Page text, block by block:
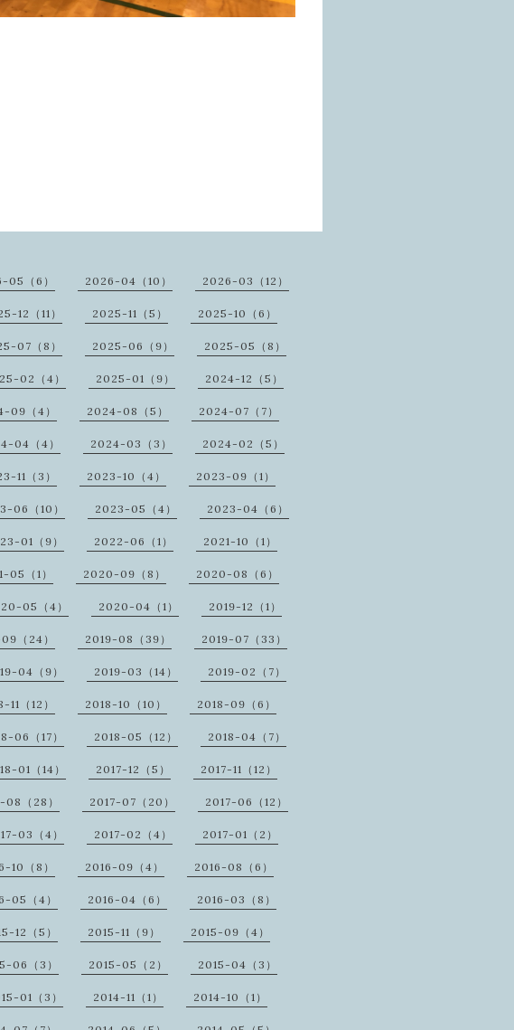
05（6） 2026-04（10） 2026-03（12）
12（11） 2025-11（5） 2025-10（6）
07（8） 2025-06（9） 2025-05（8）
02（4） 2025-01（9） 2024-12（5）
09（4） 2024-08（5） 2024-07（7）
04（4） 2024-03（3） 2024-02（5）
11（3） 2023-10（4） 2023-09（1）
06（10） 2023-05（4） 2023-04（6）
01（9） 2022-06（1） 2021-10（1）
05（1） 2020-09（8） 2020-08（6）
05（4） 2020-04（1） 2019-12（1）
（24） 2019-08（39） 2019-07（33）
04（9） 2019-03（14） 2019-02（7）
11（12） 2018-10（10） 2018-09（6）
06（17） 2018-05（12） 2018-04（7）
01（14） 2017-12（5） 2017-11（12）
08（28） 2017-07（20） 2017-06（12）
03（4） 2017-02（4） 2017-01（2）
10（8） 2016-09（4） 2016-08（6）
05（4） 2016-04（6） 2016-03（8）
12（5） 2015-11（9） 2015-09（4）
06（3） 2015-05（2） 2015-04（3）
01（3） 2014-11（1） 2014-10（1）